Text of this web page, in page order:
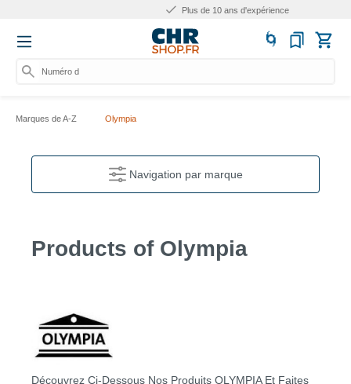
Plus de 10 ans d'expérience
Numéro d'artic
Marques de A-Z Olympia
Navigation par marque
Products of Olympia
Découvrez Ci-Dessous Nos Produits OLYMPIA Et Faites